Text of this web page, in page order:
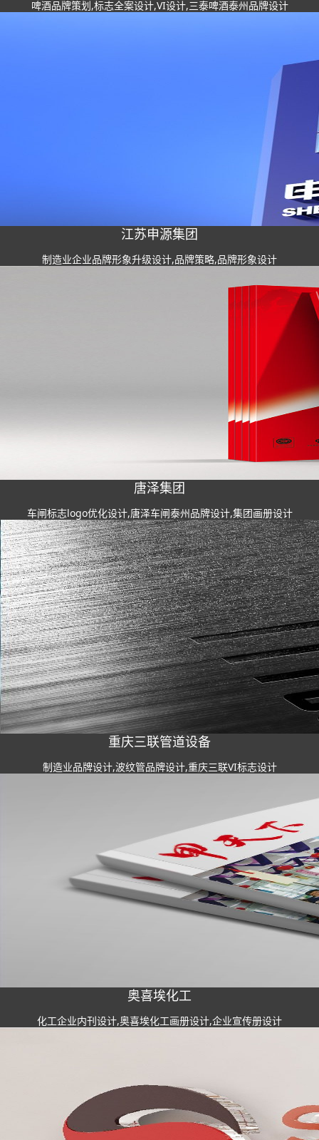
啤酒品牌策划,标志全案设计,VI设计,三泰啤酒泰州品牌设计
江苏申源集团
制造业企业品牌形象升级设计,品牌策略,品牌形象设计
唐泽集团
车闸标志logo优化设计,唐泽车闸泰州品牌设计,集团画册设计
重庆三联管道设备
制造业品牌设计,波纹管品牌设计,重庆三联VI标志设计
奥喜埃化工
化工企业内刊设计,奥喜埃化工画册设计,企业宣传册设计